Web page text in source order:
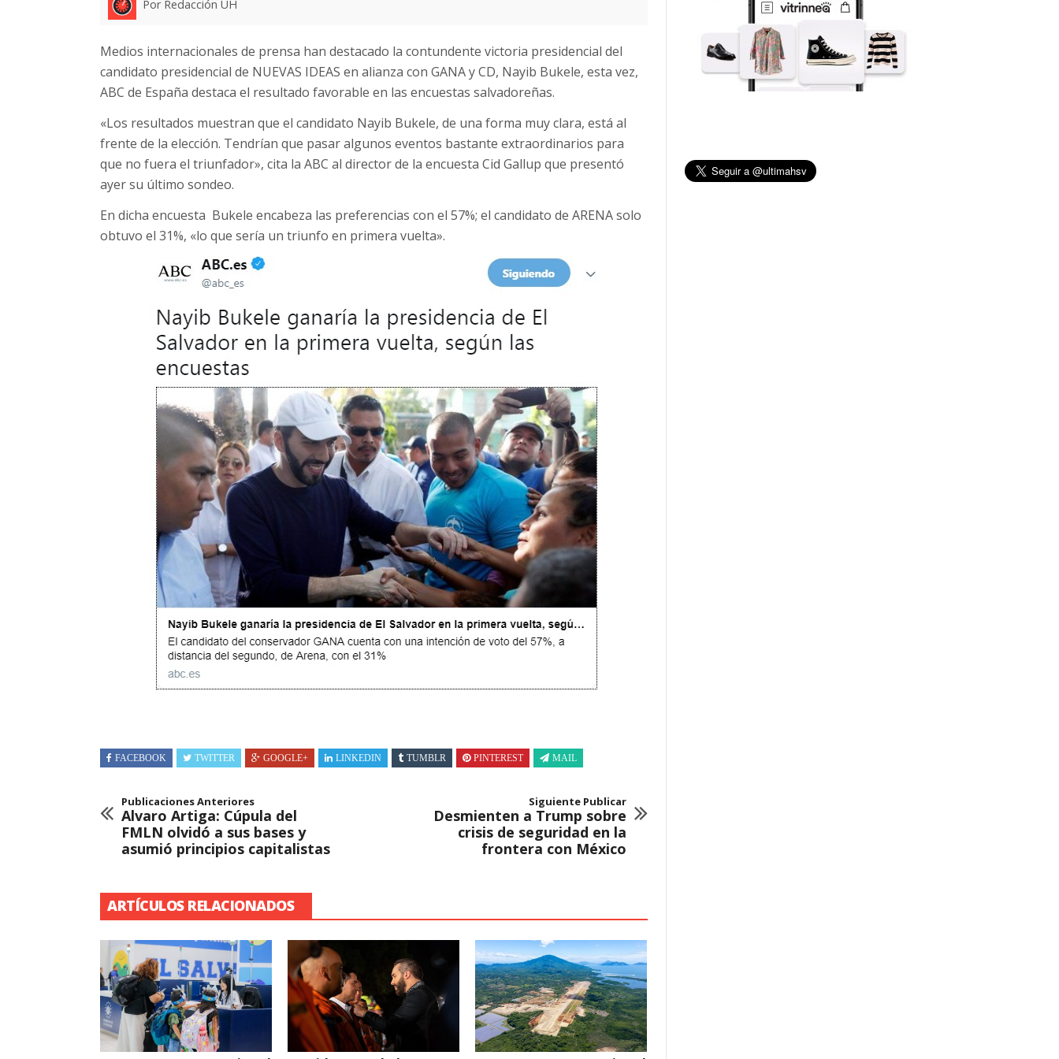
Por Redacción UH
Medios internacionales de prensa han destacado la contundente victoria presidencial del
candidato presidencial de NUEVAS IDEAS en alianza con GANA y CD, Nayib Bukele, esta vez,
ABC de España destaca el resultado favorable en las encuestas salvadoreñas.
«Los resultados muestran que el candidato Nayib Bukele, de una forma muy clara, está al
frente de la elección. Tendrían que pasar algunos eventos bastante extraordinarios para
que no fuera el triunfador», cita la ABC al director de la encuesta Cid Gallup que presentó
ayer su último sondeo.
En dicha encuesta Bukele encabeza las preferencias con el 57%; el candidato de ARENA solo
obtuvo el 31%, «lo que sería un triunfo en primera vuelta».
FACEBOOK TWITTER GOOGLE+ LINKEDIN TUMBLR PINTEREST MAIL
Publicaciones Anteriores
Alvaro Artiga: Cúpula del
FMLN olvidó a sus bases y
asumió principios capitalistas
Siguiente Publicar
Desmienten a Trump sobre
crisis de seguridad en la
frontera con México
ARTÍCULOS RELACIONADOS